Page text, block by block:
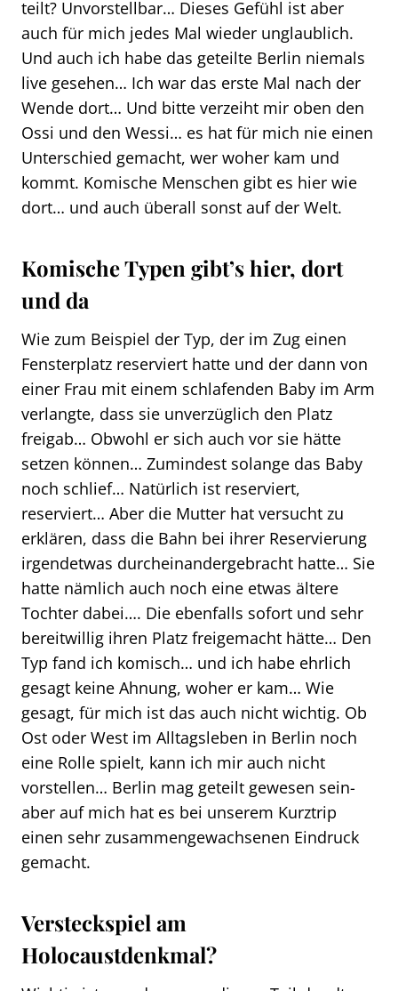
teilt? Unvorstellbar… Dieses Gefühl ist aber
auch für mich jedes Mal wieder unglaublich.
Und auch ich habe das geteilte Berlin niemals
live gesehen… Ich war das erste Mal nach der
Wende dort… Und bitte verzeiht mir oben den
Ossi und den Wessi… es hat für mich nie einen
Unterschied gemacht, wer woher kam und
kommt. Komische Menschen gibt es hier wie
dort… und auch überall sonst auf der Welt.
Komische Typen gibt’s hier, dort
und da
Wie zum Beispiel der Typ, der im Zug einen
Fensterplatz reserviert hatte und der dann von
einer Frau mit einem schlafenden Baby im Arm
verlangte, dass sie unverzüglich den Platz
freigab… Obwohl er sich auch vor sie hätte
setzen können… Zumindest solange das Baby
noch schlief… Natürlich ist reserviert,
reserviert… Aber die Mutter hat versucht zu
erklären, dass die Bahn bei ihrer Reservierung
irgendetwas durcheinandergebracht hatte… Sie
hatte nämlich auch noch eine etwas ältere
Tochter dabei…. Die ebenfalls sofort und sehr
bereitwillig ihren Platz freigemacht hätte… Den
Typ fand ich komisch… und ich habe ehrlich
gesagt keine Ahnung, woher er kam… Wie
gesagt, für mich ist das auch nicht wichtig. Ob
Ost oder West im Alltagsleben in Berlin noch
eine Rolle spielt, kann ich mir auch nicht
vorstellen… Berlin mag geteilt gewesen sein-
aber auf mich hat es bei unserem Kurztrip
einen sehr zusammengewachsenen Eindruck
gemacht.
Versteckspiel am
Holocaustdenkmal?